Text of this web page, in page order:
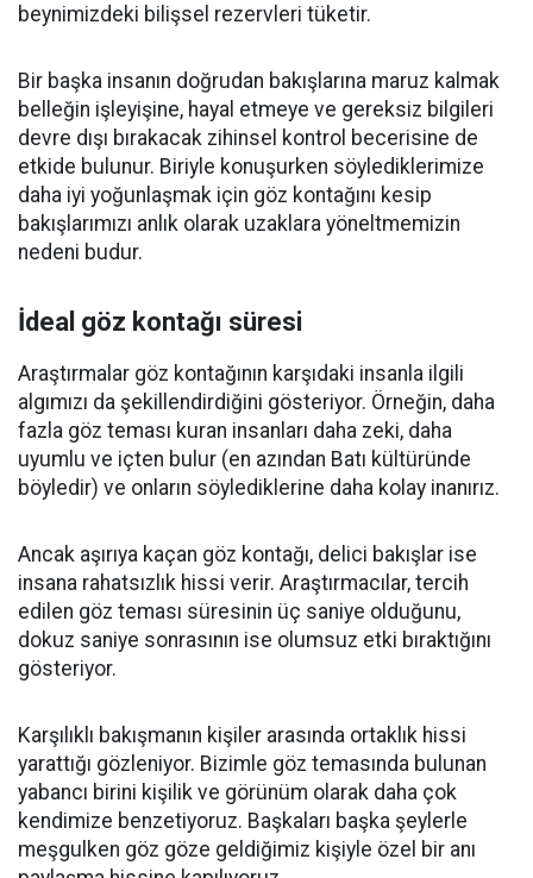
beynimizdeki bilişsel rezervleri tüketir.
Bir başka insanın doğrudan bakışlarına maruz kalmak
belleğin işleyişine, hayal etmeye ve gereksiz bilgileri
devre dışı bırakacak zihinsel kontrol becerisine de
etkide bulunur. Biriyle konuşurken söylediklerimize
daha iyi yoğunlaşmak için göz kontağını kesip
bakışlarımızı anlık olarak uzaklara yöneltmemizin
nedeni budur.
İdeal göz kontağı süresi
Araştırmalar göz kontağının karşıdaki insanla ilgili
algımızı da şekillendirdiğini gösteriyor. Örneğin, daha
fazla göz teması kuran insanları daha zeki, daha
uyumlu ve içten bulur (en azından Batı kültüründe
böyledir) ve onların söylediklerine daha kolay inanırız.
Ancak aşırıya kaçan göz kontağı, delici bakışlar ise
insana rahatsızlık hissi verir. Araştırmacılar, tercih
edilen göz teması süresinin üç saniye olduğunu,
dokuz saniye sonrasının ise olumsuz etki bıraktığını
gösteriyor.
Karşılıklı bakışmanın kişiler arasında ortaklık hissi
yarattığı gözleniyor. Bizimle göz temasında bulunan
yabancı birini kişilik ve görünüm olarak daha çok
kendimize benzetiyoruz. Başkaları başka şeylerle
meşgulken göz göze geldiğimiz kişiyle özel bir anı